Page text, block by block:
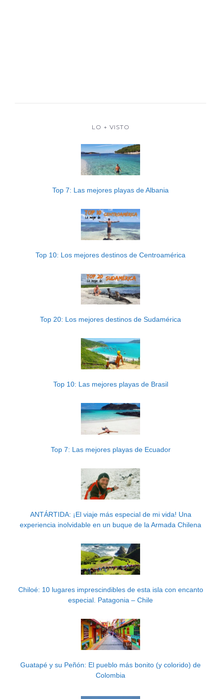
LO + VISTO
Top 7: Las mejores playas de Albania
Top 10: Los mejores destinos de Centroamérica
Top 20: Los mejores destinos de Sudamérica
Top 10: Las mejores playas de Brasil
Top 7: Las mejores playas de Ecuador
ANTÁRTIDA: ¡El viaje más especial de mi vida! Una
experiencia inolvidable en un buque de la Armada Chilena
Chiloé: 10 lugares imprescindibles de esta isla con encanto
especial. Patagonia – Chile
Guatapé y su Peñón: El pueblo más bonito (y colorido) de
Colombia